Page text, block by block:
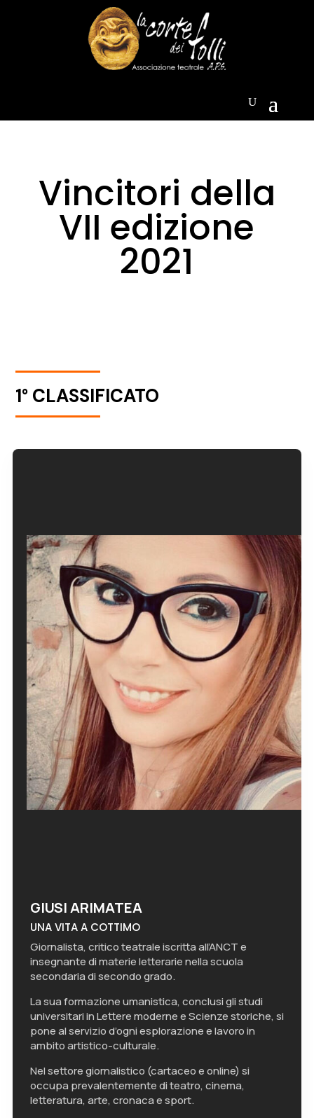
Vincitori della
VII edizione
2021
1° CLASSIFICATO
GIUSI ARIMATEA
UNA VITA A COTTIMO
Giornalista, critico teatrale iscritta all’ANCT e
insegnante di materie letterarie nella scuola
secondaria di secondo grado.
La sua formazione umanistica, conclusi gli studi
universitari in Lettere moderne e Scienze storiche, si
pone al servizio d’ogni esplorazione e lavoro in
ambito artistico-culturale.
Nel settore giornalistico (cartaceo e online) si
occupa prevalentemente di teatro, cinema,
letteratura, arte, cronaca e sport.